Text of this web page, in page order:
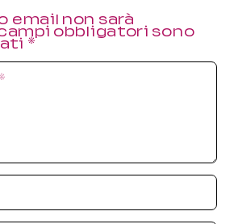
email non sarà
campi obbligatori sono
*